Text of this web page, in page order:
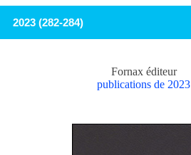
2023 (282-284)
Fornax éditeur
publications de 2023